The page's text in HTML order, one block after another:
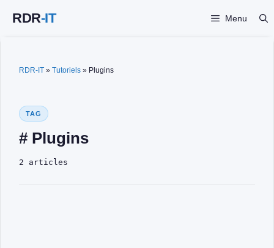
Menu
RDR-IT » Tutoriels » Plugins
TAG
# Plugins
2 articles